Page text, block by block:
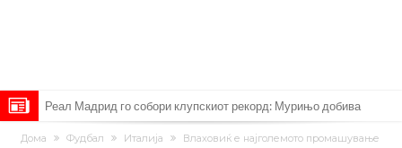
Реал Мадрид го собори клупскиот рекорд: Мурињо добива
засилување за 140 милиони евра!
Милан ја доби првата понуда за Леао
Дома Фудбал Италија
Влаховиќ е најголемото промашување